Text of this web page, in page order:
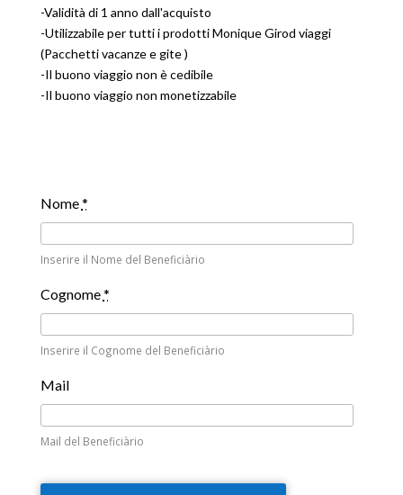
-Validità di 1 anno dall'acquisto
-Utilizzabile per tutti i prodotti Monique Girod viaggi
(Pacchetti vacanze e gite )
-Il buono viaggio non è cedibile
-Il buono viaggio non monetizzabile
Nome*
Inserire il Nome del Beneficiàrio
Cognome*
Inserire il Cognome del Beneficiàrio
Mail
Mail del Beneficiàrio